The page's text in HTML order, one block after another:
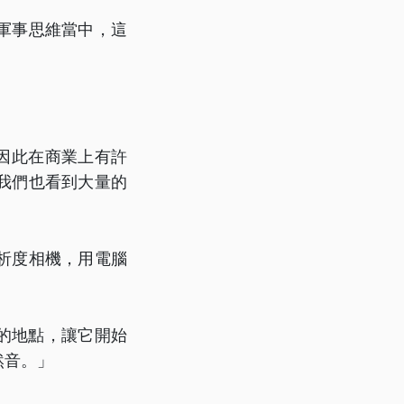
事思維當中，這
此在商業上有許
們也看到大量的
度相機，用電腦
地點，讓它開始
。」